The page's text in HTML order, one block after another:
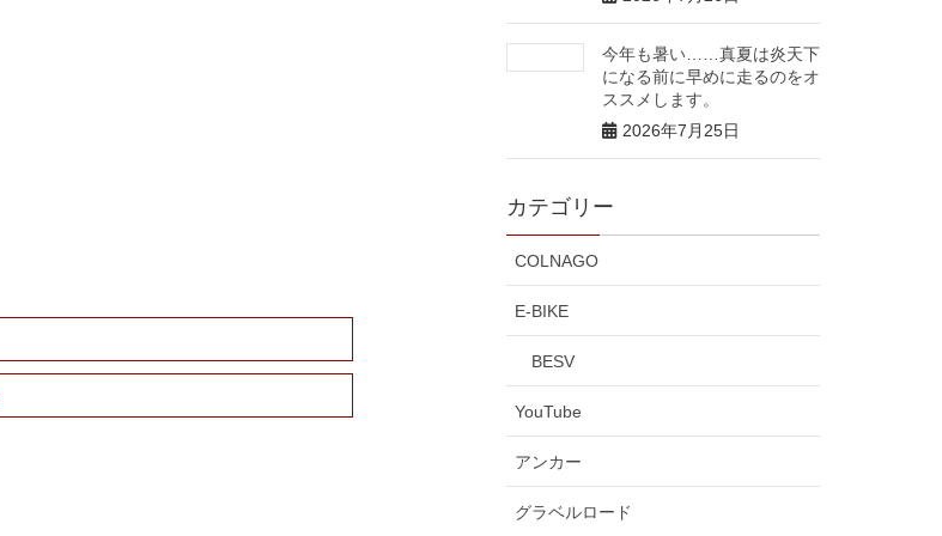
今年も暑い……真夏は炎天下
になる前に早めに走るのをオ
ススメします。
2026年7月25日
カテゴリー
COLNAGO
E-BIKE
BESV
YouTube
アンカー
グラベルロード